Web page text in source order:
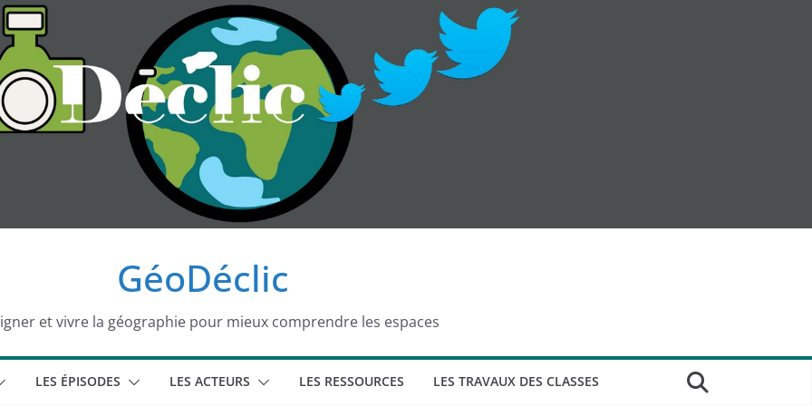
GéoDéclic
et vivre la géographie pour mieux comprendre les espaces
LES ÉPISODES LES ACTEURS LES RESSOURCES LES TRAVAUX DES CLASSES